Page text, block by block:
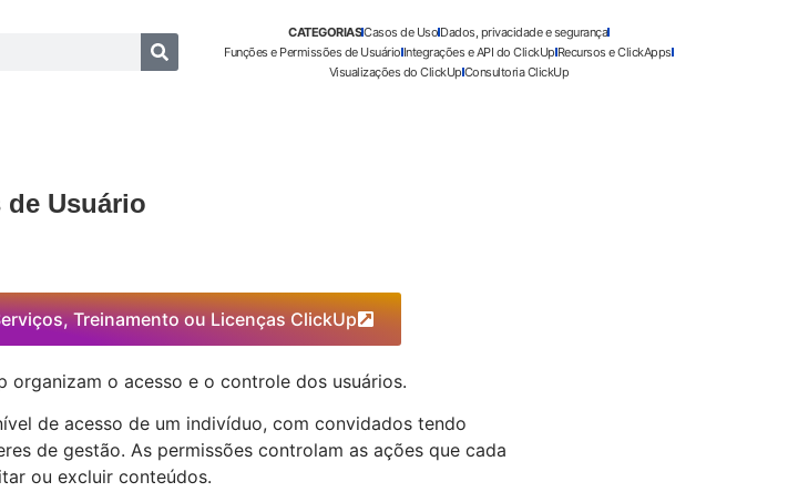
CATEGORIASCasos de Uso Dados, privacidade e segurança
Funções e Permissões de UsuárioIntegrações e API do ClickUpRecursos e ClickApps
Visualizações do ClickUpConsultoria ClickUp
de Usuário
Treinamento ou Licenças ClickUp
organizam o acesso e o controle dos usuários.
de acesso de um indivíduo, com convidados tendo
de gestão. As permissões controlam as ações que cada
ou excluir conteúdos.